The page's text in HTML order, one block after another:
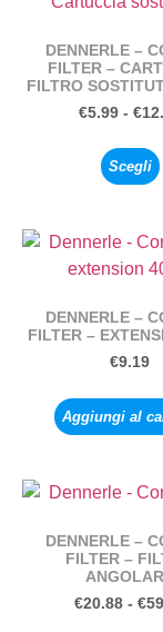
DENNERLE –
FILTER –
FILTRO
€5.99 - €
Scegli
DENNERLE –
FILTER –
€9.19
Aggiungi al
DENNERLE –
FILTER –
€20.88 - €